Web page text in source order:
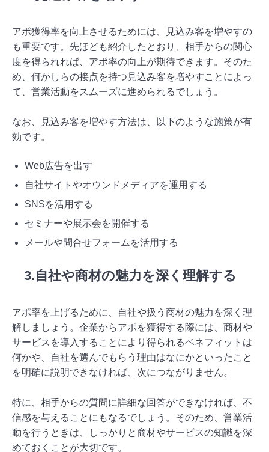
アポ獲得率を向上させるためには、見込み客を増やすの
も重要です。先ほども紹介したとおり、相手からの関心
度を得られれば、アポ率の向上が期待できます。そのた
め、何かしらの接点を持つ見込み客を増やすことによっ
て、営業活動をスムーズに進められるでしょう。
なお、見込み客を増やす方法は、以下のような施策が有
効です。
Web広告を出す
自社サイトやオウンドメディアを運用する
SNSを活用する
セミナーや展示会を開催する
メールや問合せフォームを活用する
3.自社や商材の魅力を深く理解する
アポ率を上げるために、自社や扱う商材の魅力を深く理
解しましょう。企業からアポを獲得する際には、商材や
サービスを導入することにより得られるベネフィットは
何かや、自社を選んでもらう理由はなにかといったこと
を明確に説明できなければ、次につながりません。
特に、相手からの質問に詳細な回答ができなければ、不
信感を与えることにもなるでしょう。そのため、営業活
動を行うときは、しっかりと商材やサービスの知識を深
めておくことが大切です。